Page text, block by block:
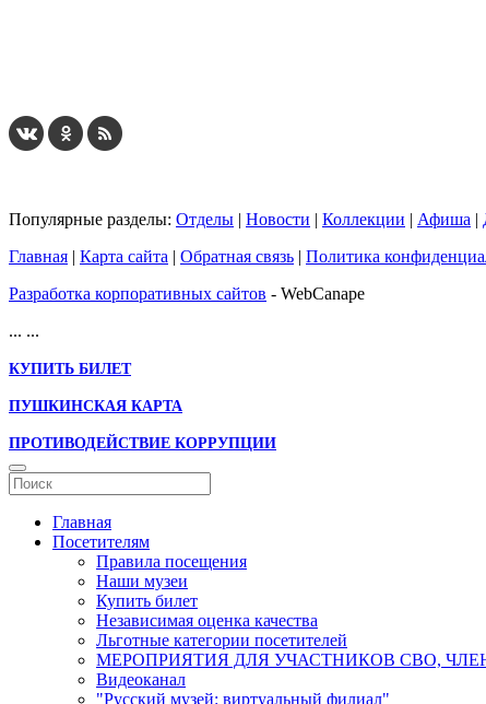
Популярные разделы: Отделы | Новости | Коллекции | Афиша |
Главная | Карта сайта | Обратная связь | Политика
Разработка корпоративных сайтов - WebCanape
... ...
КУПИТЬ БИЛЕТ
ПУШКИНСКАЯ КАРТА
ПРОТИВОДЕЙСТВИЕ КОРРУПЦИИ
Главная
Посетителям
Правила посещения
Наши музеи
Купить билет
Независимая оценка качества
Льготные категории посетителей
МЕРОПРИЯТИЯ ДЛЯ УЧАСТНИКОВ СВО,
Видеоканал
"Русский музей: виртуальный филиал"